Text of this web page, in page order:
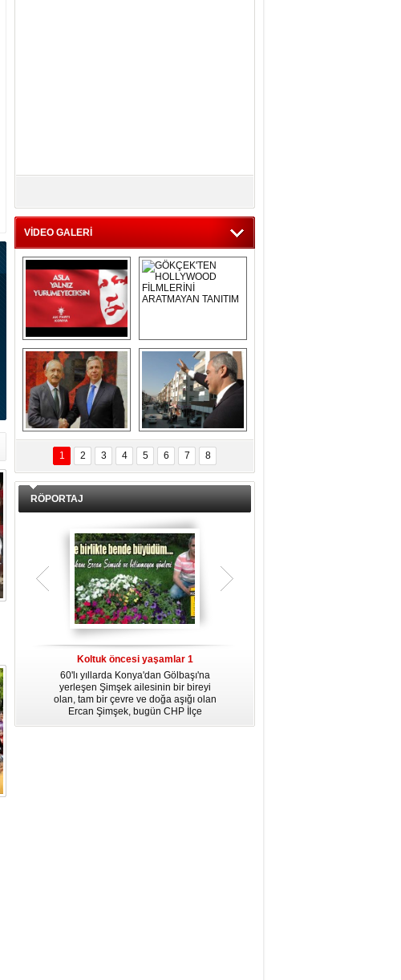
VİDEO GALERİ
Asla Yalnız
Yürümeyeceksin
Uzun Adam
GÖKÇEK'TEN
HOLLYWOOD
FİLMLERİNİ
ARATMAYAN
TANITIM
DAL İÇERİ ZÜBÜK!
ERCAN ŞİMŞEK
GÖLBAŞI'NDA
KASIRGA ETKİSİ
YARATTI !
1 2 3 4 5 6 7 8
RÖPORTAJ
Koltuk öncesi yaşamlar 1
60'lı yıllarda Konya'dan Gölbaşı'na
yerleşen Şimşek ailesinin bir bireyi
olan, tam bir çevre ve doğa aşığı olan
Ercan Şimşek, bugün CHP İlçe
Başkanlığı yaptığı Gölbaşı'nda yaşam
Teşrik tekbiri nedir? Ne anlama gelir?